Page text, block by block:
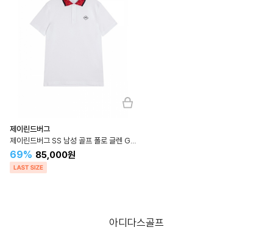
제이린드버그
제이린드버그 SS 남성 골프 폴로 글렌 GLEN POLO 화이트
69% 85,000원
아디다스골프